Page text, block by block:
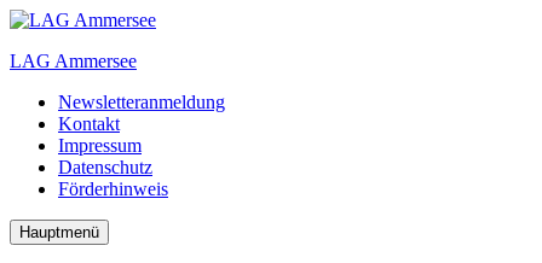
Zum
springen
LAG Ammersee
Newsletteranmeldung
Kontakt
Impressum
Datenschutz
Förderhinweis
Hauptmenü